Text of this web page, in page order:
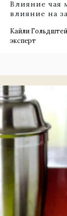
Влияние чая
влияние на
Кайли
эксперт